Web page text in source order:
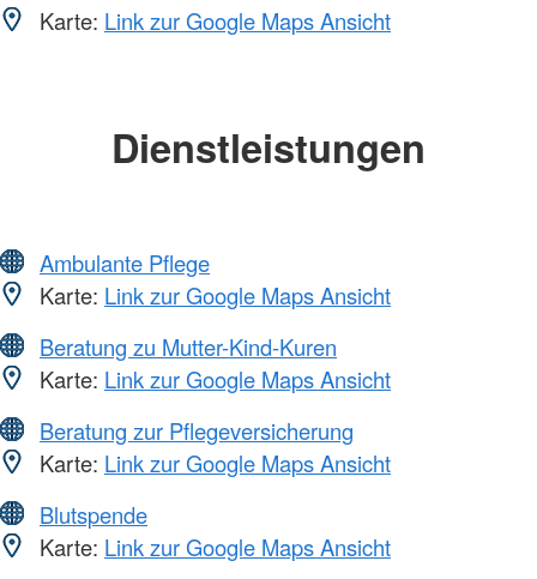
Karte: Link zur Google Maps Ansicht
Dienstleistungen
Ambulante Pflege
Karte: Link zur Google Maps Ansicht
Beratung zu Mutter-Kind-Kuren
Karte: Link zur Google Maps Ansicht
Beratung zur Pflegeversicherung
Karte: Link zur Google Maps Ansicht
Blutspende
Karte: Link zur Google Maps Ansicht